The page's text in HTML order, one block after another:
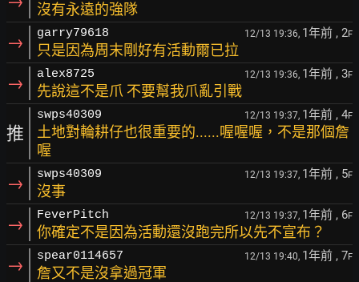
沒有永遠的強隊
→ garry79618 12/13 19:36, 1年前 , 2F
只是因為周末剛好有活動爾已拉
→ alex8725 12/13 19:36, 1年前 , 3F
先說這不是爪 不要幫我爪亂引戰
推
swps40309 12/13 19:37, 1年前 , 4F
土地對輪耕仔也很重要的......喔喔喔，不是那個詹
喔
→ swps40309 12/13 19:37, 1年前 , 5F
沒事
→ FeverPitch 12/13 19:37, 1年前 , 6F
你確定不是因為活動還沒跑完所以先不宣布？
→ spear0114657 12/13 19:40, 1年前 , 7F
詹又不是沒拿過冠軍